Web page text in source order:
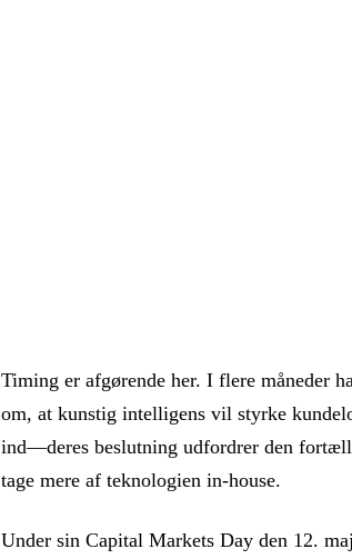
Timing er afgørende her. I flere måneder
om, at kunstig intelligens vil styrke
ind—deres beslutning udfordrer den
tage mere af teknologien in-house.
Under sin Capital Markets Day den 12.